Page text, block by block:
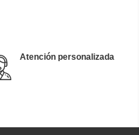
Atención personalizada